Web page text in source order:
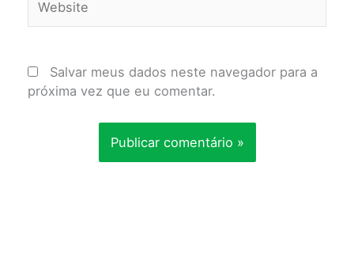
Salvar meus dados neste navegador para a
próxima vez que eu comentar.